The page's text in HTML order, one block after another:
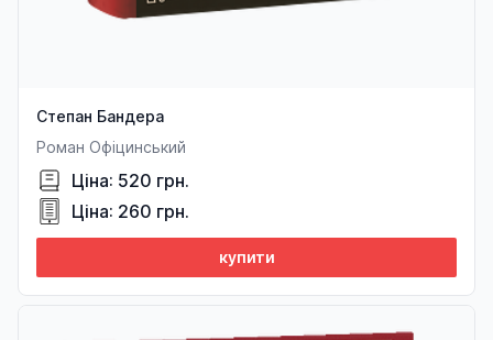
Степан Бандера
Роман Офіцинський
Ціна: 520 грн.
Ціна: 260 грн.
купити